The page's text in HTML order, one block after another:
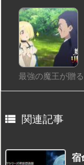
最強の魔王が贈
 関連記事
宿